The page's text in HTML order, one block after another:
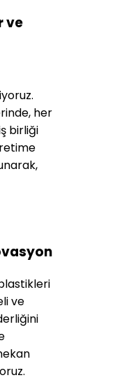
ve
her
birliği
ve